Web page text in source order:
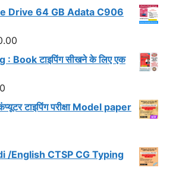
price
₹499.00.
Drive 64 GB Adata C906
price
Book टाइपिंग सीखने के लिए एक
price
is:
टाइपिंग परीक्षा Model paper
price
/English CTSP CG Typing